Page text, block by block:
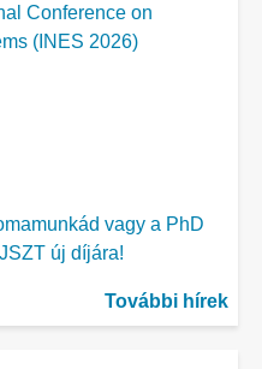
Conference on
(INES 2026)
vagy a PhD
új díjára!
További hírek